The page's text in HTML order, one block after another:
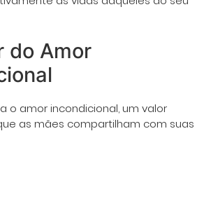
do Amor
o amor incondicional, um valor
as mães compartilham com suas